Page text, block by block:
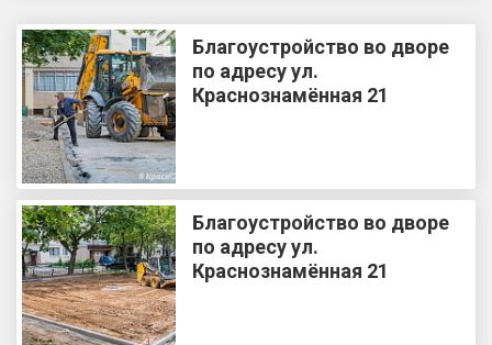
Благоустройство во дворе
по адресу ул.
Краснознамённая 21
Благоустройство во дворе
по адресу ул.
Краснознамённая 21